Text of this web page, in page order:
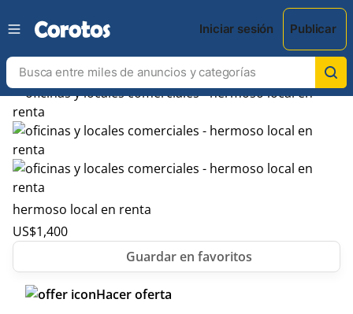
Iniciar sesión Publicar
hermoso local en renta
US$1,400
Hacer oferta